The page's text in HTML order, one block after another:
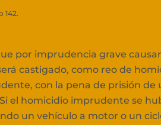
142.
por imprudencia grave
castigado, como reo de
con la pena de prisión de
el homicidio imprudente se
un vehículo a motor o un